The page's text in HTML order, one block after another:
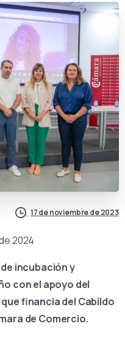
17 de noviembre de 2023
2024
incubación y
con el apoyo del
financia del Cabildo
de Comercio.